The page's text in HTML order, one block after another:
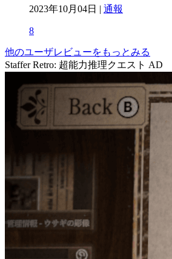
2023年10月04日 | 通報
8
他のユーザレビューをもっとみる
Staffer Retro: 超能力推理クエスト AD